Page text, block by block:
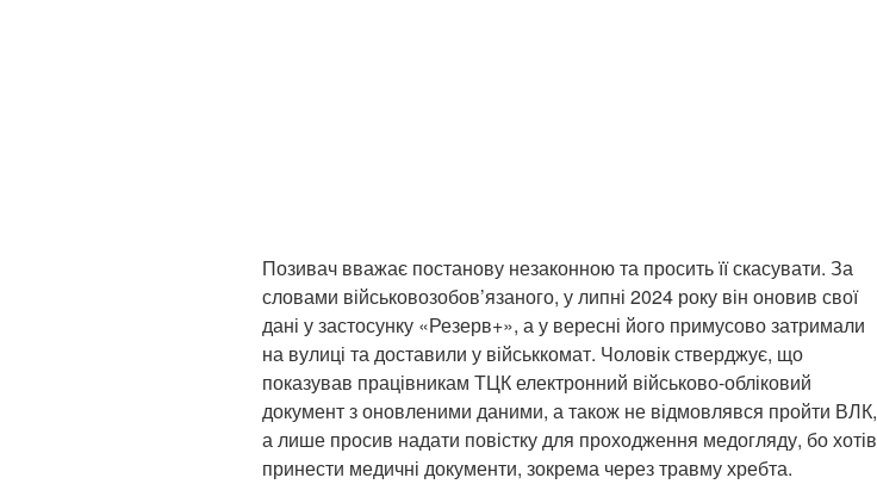
Позивач вважає постанову незаконною та просить її скасувати. За
словами військовозобов’язаного, у липні 2024 року він оновив свої
дані у застосунку «Резерв+», а у вересні його примусово затримали
на вулиці та доставили у військкомат. Чоловік стверджує, що
показував працівникам ТЦК електронний військово-обліковий
документ з оновленими даними, а також не відмовлявся пройти ВЛК,
а лише просив надати повістку для проходження медогляду, бо хотів
принести медичні документи, зокрема через травму хребта.